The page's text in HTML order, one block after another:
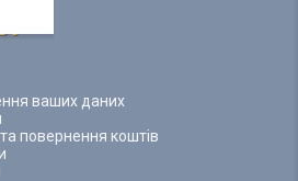
ваших даних
повернення коштів